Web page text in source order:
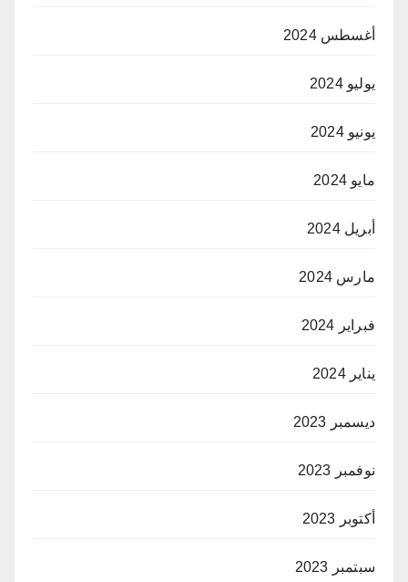
أغسطس 2024
يوليو 2024
يونيو 2024
مايو 2024
أبريل 2024
مارس 2024
فبراير 2024
يناير 2024
ديسمبر 2023
نوفمبر 2023
أكتوبر 2023
سبتمبر 2023